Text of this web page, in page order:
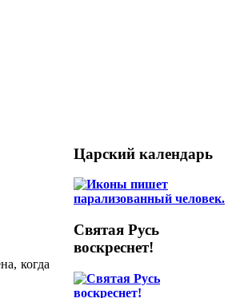
когда
Царский календарь
Святая Русь
воскреснет!